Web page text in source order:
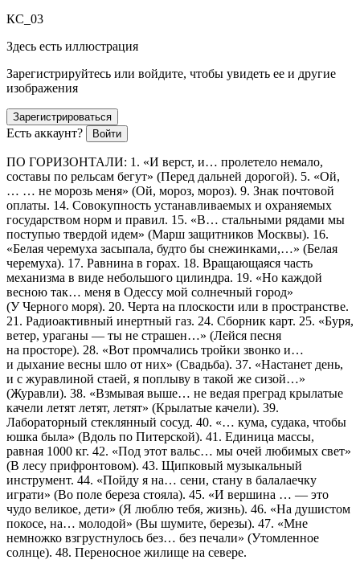
КС_03
Здесь есть иллюстрация
Зарегистрируйтесь или войдите, чтобы увидеть ее и другие
изображения
Зарегистрироваться
Есть аккаунт? Войти
ПО ГОРИЗОНТАЛИ: 1. «И верст, и… пролетело немало,
составы по рельсам бегут» (Перед дальней дорогой). 5. «Ой,
… … не морозь меня» (Ой, мороз, мороз). 9. Знак почтовой
оплаты. 14. Совокупность устанавливаемых и охраняемых
государством норм и правил. 15. «В… стальными рядами мы
поступью твердой идем» (Марш защитников Москвы). 16.
«Белая черемуха засыпала, будто бы снежинками,…» (Белая
черемуха). 17. Равнина в горах. 18. Вращающаяся часть
механизма в виде небольшого цилиндра. 19. «Но каждой
весною так… меня в Одессу мой солнечный город»
(У Черного моря). 20. Черта на плоскости или в пространстве.
21. Радиоактивный инертный газ. 24. Сборник карт. 25. «Буря,
ветер, ураганы — ты не страшен…» (Лейся песня
на просторе). 28. «Вот промчались тройки звонко и…
и дыхание весны шло от них» (Свадьба). 37. «Настанет день,
и с журавлиной стаей, я поплыву в такой же сизой…»
(Журавли). 38. «Взмывая выше… не ведая преград крылатые
качели летят летят, летят» (Крылатые качели). 39.
Лабораторный стеклянный сосуд. 40. «… кума, судака, чтобы
юшка была» (Вдоль по Питерской). 41. Единица массы,
равная 1000 кг. 42. «Под этот вальс… мы очей любимых свет»
(В лесу прифронтовом). 43. Щипковый музыкальный
инструмент. 44. «Пойду я на… сени, стану в балалаечку
играти» (Во поле береза стояла). 45. «И вершина … — это
чудо великое, дети» (Я люблю тебя, жизнь). 46. «Нa душистом
покосе, нa… молодой» (Вы шумите, березы). 47. «Мне
немножко взгрустнулось без… без печали» (Утомленное
солнце). 48. Переносное жилище на севере.